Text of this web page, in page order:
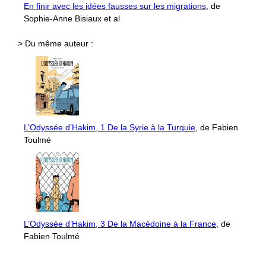
En finir avec les idées fausses sur les migrations , de
Sophie-Anne Bisiaux et al
> Du même auteur :
L’Odyssée d’Hakim, 1 De la Syrie à la Turquie , de Fabien
Toulmé
L’Odyssée d’Hakim, 3 De la Macédoine à la France , de
Fabien Toulmé